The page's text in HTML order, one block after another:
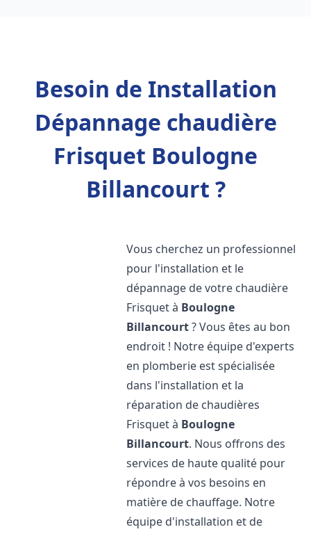
Besoin de Installation
Dépannage chaudière
Frisquet Boulogne
Billancourt ?
Vous cherchez un professionnel
pour l'installation et le
dépannage de votre chaudière
Frisquet à Boulogne
Billancourt? Vous êtes au bon
endroit ! Notre équipe d'experts
en plomberie est spécialisée
dans l'installation et la
réparation de chaudières
Frisquet à Boulogne
Billancourt. Nous offrons des
services de haute qualité pour
répondre à vos besoins en
matière de chauffage. Notre
équipe d'installation et de